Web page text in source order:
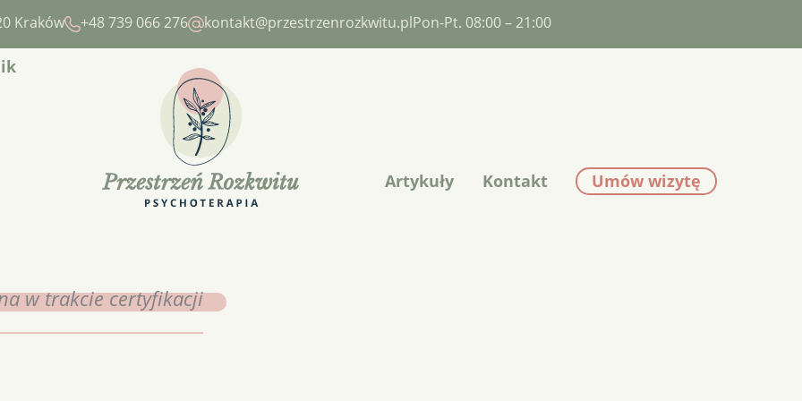
Kraków +48 739 066 276 kontakt@przestrzenrozkwitu.plPon-Pt. 08:00 – 21:00
Artykuły Kontakt Umów wizytę
w trakcie certyfikacji